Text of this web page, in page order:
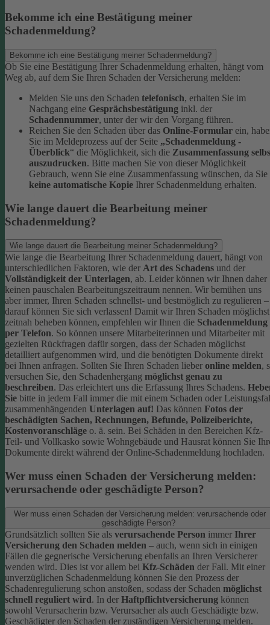
Bekomme ich eine Bestätigung meiner
Schadenmeldung?
Bekomme ich eine Bestätigung meiner Schadenmeldung?
Ob Sie eine Bestätigung Ihrer Schadenmeldung erhalten, hängt vom
Weg ab, auf dem Sie Ihren Schaden der Versicherung melden:
Melden Sie uns den Schaden telefonisch, erhalten Sie im
Nachgang eine Gesprächsbestätigung inkl. der
Schadennummer, unter der wir den Vorgang führen.
Reichen Sie den Schaden über das Online-Formular ein,
Sie im Meldeprozess auf der Seite „Schadenmeldung -
Überblick“ die Möglichkeit, sich die Zusammenfassung
auszudrucken. Bitte machen Sie von dieser Möglichkeit
Gebrauch, wenn Sie eine Zusammenfassung wünschen, da Sie
keine automatische Kopie Ihrer Schadenmeldung erhalten.
Wie lange dauert die Bearbeitung meiner
Schadenmeldung?
Wie lange dauert die Bearbeitung meiner Schadenmeldung?
Wie lange die Bearbeitung Ihrer Schadenmeldung dauert, hängt von
unterschiedlichen Faktoren, wie der Art des Schadens und der
Vollständigkeit der Unterlagen, ab. Leider können wir Ihnen daher
keinen pauschalen Bearbeitungszeitraum nennen. Wir bemühen uns
aber immer, Ihren Schaden schnellst- und bestmöglich zu regulieren –
darauf können Sie sich verlassen! Damit wir Ihren Schaden möglichst
zeitnah beheben können, empfehlen wir Ihnen die Schadenmeldung
per Telefon. So können unsere Mitarbeiterinnen und Mitarbeiter mit
gezielten Rückfragen dafür sorgen, dass der Schaden möglichst
detailliert aufgenommen wird, und die benötigten Dokumente direkt
bei Ihnen anfragen. Sollten Sie Ihren Schaden lieber online melden,
versuchen Sie, den Schadenhergang möglichst genau zu
beschreiben. Das erleichtert uns die Erfassung Ihres Schadens.
Sie bitte in jedem Fall immer die mit einem Schaden oder
zusammenhängenden Unterlagen auf! Das können Fotos der
beschädigten Sachen, Rechnungen, Befunde, Polizeiberichte,
Kostenvoranschläge o. ä. sein. Bei Schäden in den Bereichen Kfz-
Teil- und Vollkasko sowie Wohngebäude und Hausrat können Sie
Dokumente direkt während der Online-Schadenmeldung hochladen.
Wer muss einen Schaden der Versicherung melden:
verursachende oder geschädigte Person?
Wer muss einen Schaden der Versicherung melden: verursachende oder
geschädigte Person?
Grundsätzlich sollten Sie als verursachende Person immer Ihrer
Versicherung den Schaden melden – auch, wenn sich in einigen
Fällen die gegnerische Versicherung ebenfalls an Ihren Versicherer
wenden wird. Dies ist vor allem bei Kfz-Schäden der Fall. Mit einer
unverzüglichen Schadenmeldung können Sie den Prozess der
Schadenregulierung schon anstoßen, sodass der Schaden möglichst
schnell reguliert wird. In der Haftpflichtversicherung können
sowohl Verursacherin bzw. Verursacher als auch Geschädigte bzw.
Geschädigter den Schaden der zuständigen Versicherung melden.